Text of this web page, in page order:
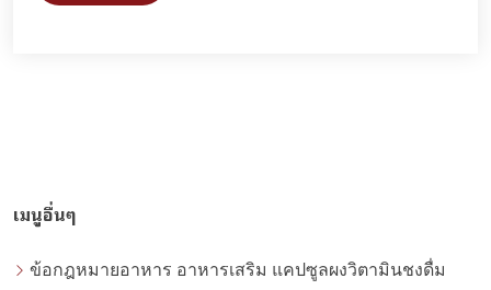
เมนูอื่นๆ
ข้อกฎหมายอาหาร อาหารเสริม แคปซูลผงวิตามินชงดื่ม